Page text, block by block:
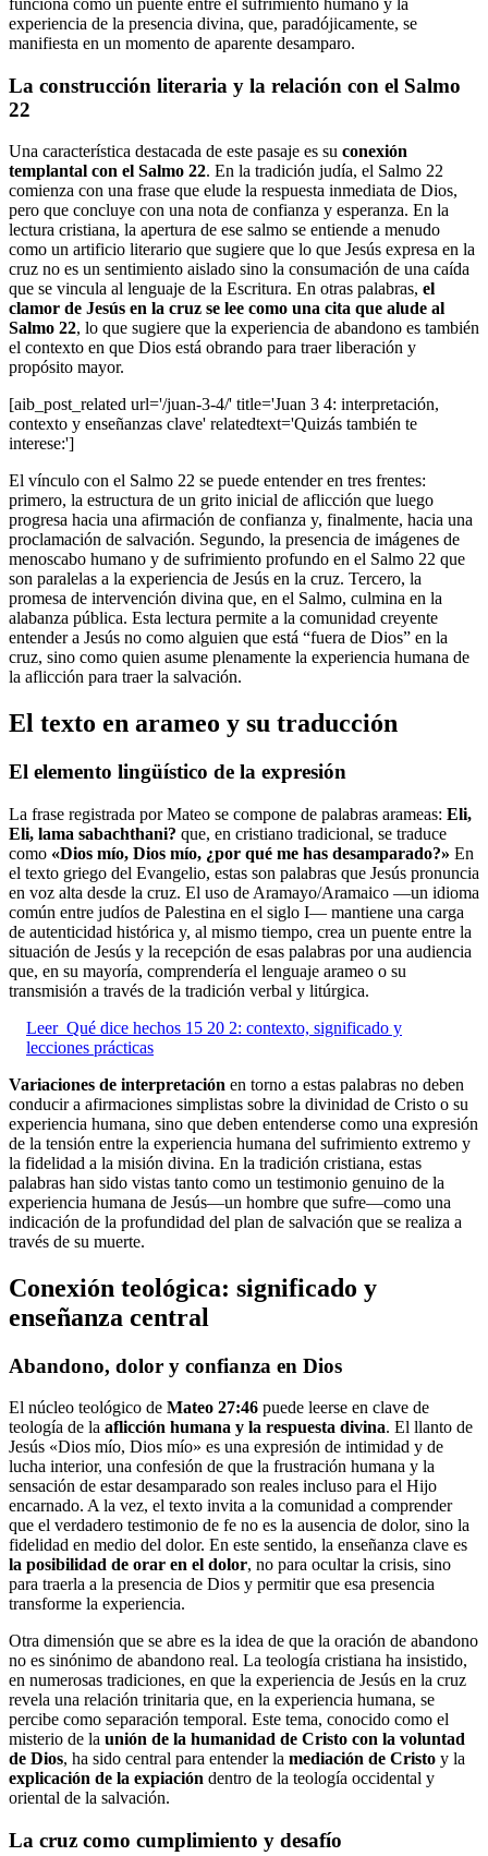
experiencia de la presencia divina, que, paradójicamente, se
manifiesta en un momento de aparente desamparo.
La construcción literaria y la relación con el Salmo
22
Una característica destacada de este pasaje es su conexión
templantal con el Salmo 22. En la tradición judía, el Salmo 22
comienza con una frase que elude la respuesta inmediata de Dios,
pero que concluye con una nota de confianza y esperanza. En la
lectura cristiana, la apertura de ese salmo se entiende a menudo
como un artificio literario que sugiere que lo que Jesús expresa en la
cruz no es un sentimiento aislado sino la consumación de una caída
que se vincula al lenguaje de la Escritura. En otras palabras, el
clamor de Jesús en la cruz se lee como una cita que alude al
Salmo 22, lo que sugiere que la experiencia de abandono es también
el contexto en que Dios está obrando para traer liberación y
propósito mayor.
[aib_post_related url='/juan-3-4/' title='Juan 3 4: interpretación,
contexto y enseñanzas clave' relatedtext='Quizás también te
interese:']
El vínculo con el Salmo 22 se puede entender en tres frentes:
primero, la estructura de un grito inicial de aflicción que luego
progresa hacia una afirmación de confianza y, finalmente, hacia una
proclamación de salvación. Segundo, la presencia de imágenes de
menoscabo humano y de sufrimiento profundo en el Salmo 22 que
son paralelas a la experiencia de Jesús en la cruz. Tercero, la
promesa de intervención divina que, en el Salmo, culmina en la
alabanza pública. Esta lectura permite a la comunidad creyente
entender a Jesús no como alguien que está “fuera de Dios” en la
cruz, sino como quien asume plenamente la experiencia humana de
la aflicción para traer la salvación.
El texto en arameo y su traducción
El elemento lingüístico de la expresión
La frase registrada por Mateo se compone de palabras arameas: Eli,
Eli, lama sabachthani? que, en cristiano tradicional, se traduce
como «Dios mío, Dios mío, ¿por qué me has desamparado?» En
el texto griego del Evangelio, estas son palabras que Jesús pronuncia
en voz alta desde la cruz. El uso de Aramayo/Aramaico —un idioma
común entre judíos de Palestina en el siglo I— mantiene una carga
de autenticidad histórica y, al mismo tiempo, crea un puente entre la
situación de Jesús y la recepción de esas palabras por una audiencia
que, en su mayoría, comprendería el lenguaje arameo o su
transmisión a través de la tradición verbal y litúrgica.
Leer Qué dice hechos 15 20 2: contexto, significado y
lecciones prácticas
Variaciones de interpretación en torno a estas palabras no deben
conducir a afirmaciones simplistas sobre la divinidad de Cristo o su
experiencia humana, sino que deben entenderse como una expresión
de la tensión entre la experiencia humana del sufrimiento extremo y
la fidelidad a la misión divina. En la tradición cristiana, estas
palabras han sido vistas tanto como un testimonio genuino de la
experiencia humana de Jesús—un hombre que sufre—como una
indicación de la profundidad del plan de salvación que se realiza a
través de su muerte.
Conexión teológica: significado y
enseñanza central
Abandono, dolor y confianza en Dios
El núcleo teológico de Mateo 27:46 puede leerse en clave de
teología de la aflicción humana y la respuesta divina. El llanto de
Jesús «Dios mío, Dios mío» es una expresión de intimidad y de
lucha interior, una confesión de que la frustración humana y la
sensación de estar desamparado son reales incluso para el Hijo
encarnado. A la vez, el texto invita a la comunidad a comprender
que el verdadero testimonio de fe no es la ausencia de dolor, sino la
fidelidad en medio del dolor. En este sentido, la enseñanza clave es
la posibilidad de orar en el dolor, no para ocultar la crisis, sino
para traerla a la presencia de Dios y permitir que esa presencia
transforme la experiencia.
Otra dimensión que se abre es la idea de que la oración de abandono
no es sinónimo de abandono real. La teología cristiana ha insistido,
en numerosas tradiciones, en que la experiencia de Jesús en la cruz
revela una relación trinitaria que, en la experiencia humana, se
percibe como separación temporal. Este tema, conocido como el
misterio de la unión de la humanidad de Cristo con la voluntad
de Dios, ha sido central para entender la mediación de Cristo y la
explicación de la expiación dentro de la teología occidental y
oriental de la salvación.
La cruz como cumplimiento y desafío